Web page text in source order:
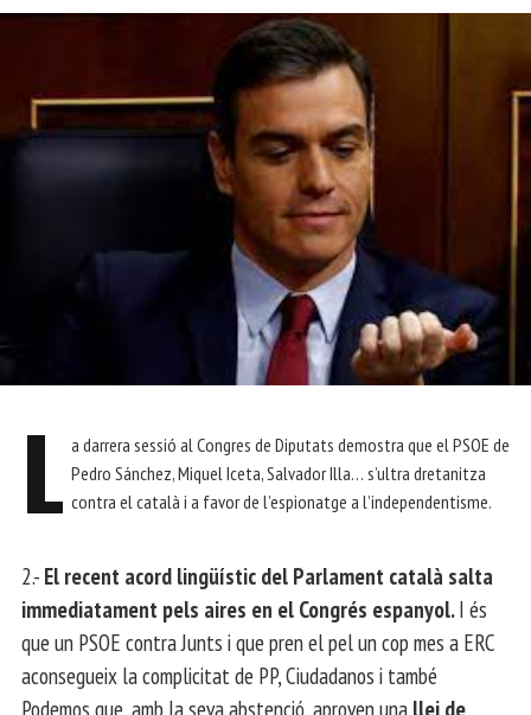
L a darrera sessió al Congres de Diputats demostra que el PSOE de
Pedro Sánchez, Miquel Iceta, Salvador Illa… s’ultra dretanitza
contra el català i a favor de l’espionatge a l’independentisme.
2.- El recent acord lingüístic del Parlament català salta
immediatament pels aires en el Congrés espanyol.I és
que un PSOE contra Junts i que pren el pel un cop mes a ERC
aconsegueix la complicitat de PP, Ciudadanos i també
Podemos que, amb la seva abstenció, aproven una llei de